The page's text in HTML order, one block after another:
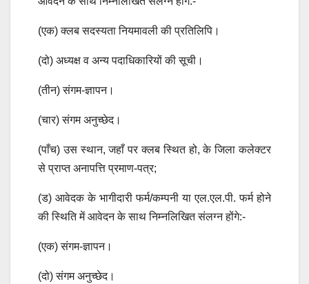
(एक) क्लब सदस्यता नियमावली की प्रतिलिपि।
(दो) अध्यक्ष व अन्य पदाधिकारियों की सूची।
(तीन) संगम-ज्ञापन।
(चार) संगम अनुच्छेद।
(पाँच) उस स्थान, जहाँ पर क्लब स्थित हो, के जिला कलेक्टर
से प्राप्त अनापत्ति प्रमाण-पत्र;
(ड) आवेदक के भागीदारी फर्म/कम्पनी या एल.एल.पी. फर्म होने
की स्थिति में आवेदन के साथ निम्नलिखित संलग्न होंगे:-
(एक) संगम-ज्ञापन।
(दो) संगम अनुच्छेद।